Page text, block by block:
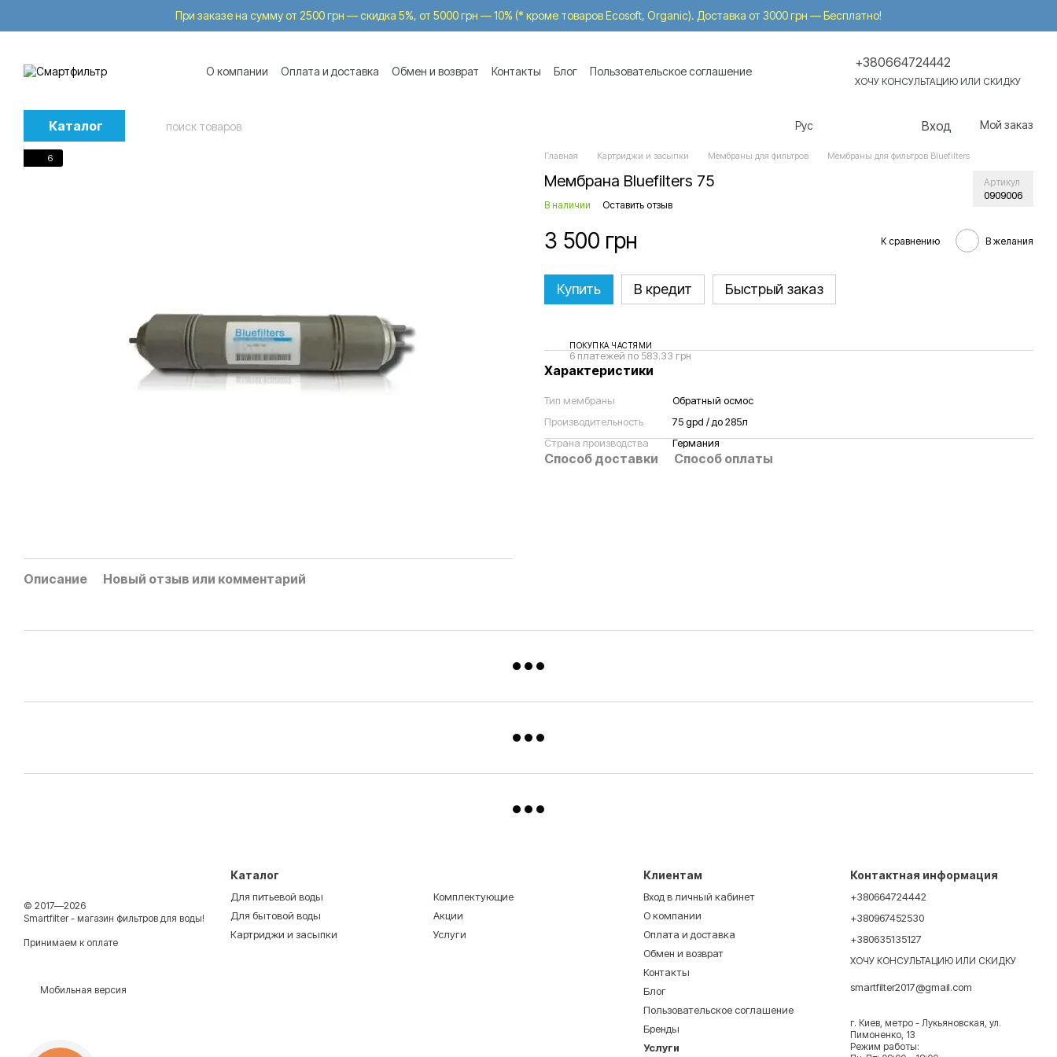
При заказе на сумму от 2500 грн — скидка 5%, от 5000 грн — 10% (* кроме товаров Ecosoft, Organic). Доставка от 3000 грн — Бесплатно!
О компании Оплата и доставка Обмен и возврат Контакты Блог
Пользовательское соглашение
+380664724442
ХОЧУ КОНСУЛЬТАЦИЮ ИЛИ СКИДКУ
Каталог Рус Вход Мой заказ
6
Описание Новый отзыв или комментарий
Главная Картриджи и засыпки Мембраны для фильтров Мембраны для фильтров Bluefilters
Мембрана Bluefilters 75 Артикул
0909006
В наличии Оставить отзыв
3 500 грн К сравнению В желания
Купить В кредит Быстрый заказ
ПОКУПКА ЧАСТЯМИ
6 платежей по 583.33 грн
Характеристики
Тип мембраны
Обратный осмос
Производительность
75 gpd / до 285л
Страна производства
Германия
Способ доставки Способ оплаты
© 2017—2026
Smartfilter - магазин фильтров для воды!
Принимаем к оплате
Мобильная версия
Каталог
Для питьевой воды
Для бытовой воды
Картриджи и засыпки
Комплектующие
Акции
Услуги
Клиентам
Вход в личный кабинет
О компании
Оплата и доставка
Обмен и возврат
Контакты
Блог
Пользовательское соглашение
Бренды
Услуги
Контактная информация
+380664724442
+380967452530
+380635135127
ХОЧУ КОНСУЛЬТАЦИЮ ИЛИ СКИДКУ
smartfilter2017@gmail.com
г. Киев, метро - Лукьяновская, ул.
Пимоненко, 13
Режим работы: